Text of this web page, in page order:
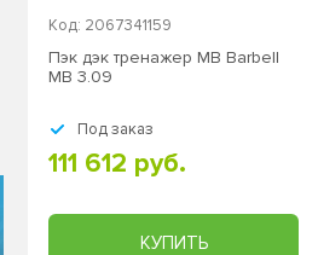
Код: 2067341159
Пэк дэк тренажер MB Barbell
MB 3.09
Под заказ
111 612 руб.
КУПИТЬ